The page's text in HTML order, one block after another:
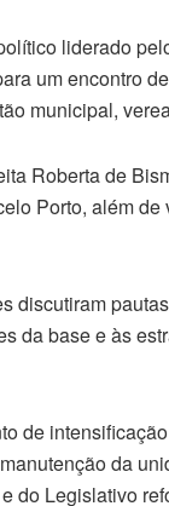
liderado
um encontro
municipal,
Roberta de
Porto, além
discutiram
da base e às
de
da
do Legislativo